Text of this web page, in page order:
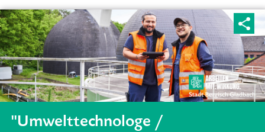
"Umwelttechnologe /